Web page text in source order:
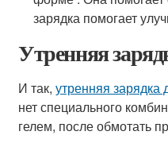
зарядка помогает
Утренняя
И так, утренняя зарядка
нет специального
гелем, после обмотать